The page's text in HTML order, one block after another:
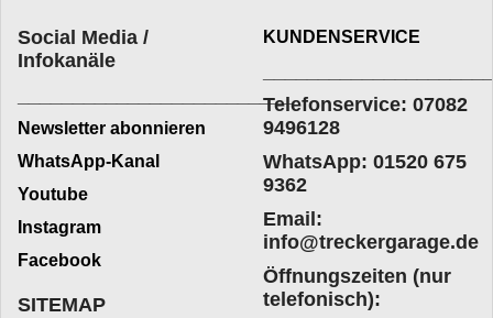
Social Media /
Infokanäle
_________________________
Newsletter abonnieren
WhatsApp-Kanal
Youtube
Instagram
Facebook
KUNDENSERVICE
Telefonservice: 07082
9496128
WhatsApp: 01520 675
9362
Email:
info@treckergarage.de
Öffnungszeiten (nur
telefonisch):
SITEMAP